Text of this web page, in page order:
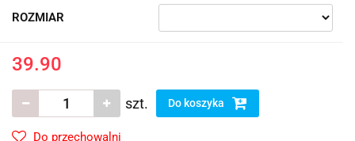
ROZMIAR
39.90
szt. Do koszyka
Do przechowalni